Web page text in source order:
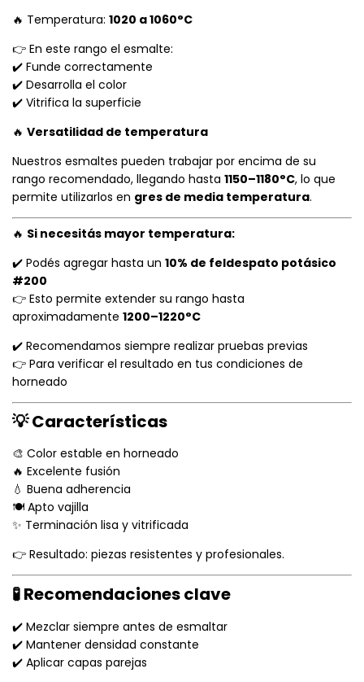
🔥 Temperatura: 1020 a 1060°C
👉 En este rango el esmalte:
✔️ Funde correctamente
✔️ Desarrolla el color
✔️ Vitrifica la superficie
🔥 Versatilidad de temperatura
Nuestros esmaltes pueden trabajar por encima de su
rango recomendado, llegando hasta 1150–1180°C, lo que
permite utilizarlos en gres de media temperatura.
🔥 Si necesitás mayor temperatura:
✔️ Podés agregar hasta un 10% de feldespato potásico
#200
👉 Esto permite extender su rango hasta
aproximadamente 1200–1220°C
✔️ Recomendamos siempre realizar pruebas previas
👉 Para verificar el resultado en tus condiciones de
horneado
💡 Características
🎨 Color estable en horneado
🔥 Excelente fusión
💧 Buena adherencia
🍽️ Apto vajilla
✨ Terminación lisa y vitrificada
👉 Resultado: piezas resistentes y profesionales.
🧪 Recomendaciones clave
✔️ Mezclar siempre antes de esmaltar
✔️ Mantener densidad constante
✔️ Aplicar capas parejas